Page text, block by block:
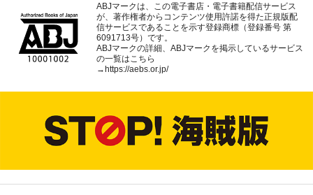
ABJマークは、この電子書店・電子書籍配信サービス
が、著作権者からコンテンツ使用許諾を得た正規版配
信サービスであることを示す登録商標（登録番号 第
6091713号）です。
ABJマークの詳細、ABJマークを掲示しているサービス
の一覧はこちら
→https://aebs.or.jp/